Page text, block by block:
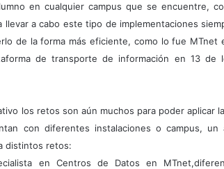
en cualquier campus que se encuentre,
llevar a cabo este tipo de implementaciones
de la forma más eficiente, como lo fue
de transporte de información en 13 de
los retos son aún muchos para poder aplicar
con diferentes instalaciones o campus, un
distintos retos:
en Centros de Datos en